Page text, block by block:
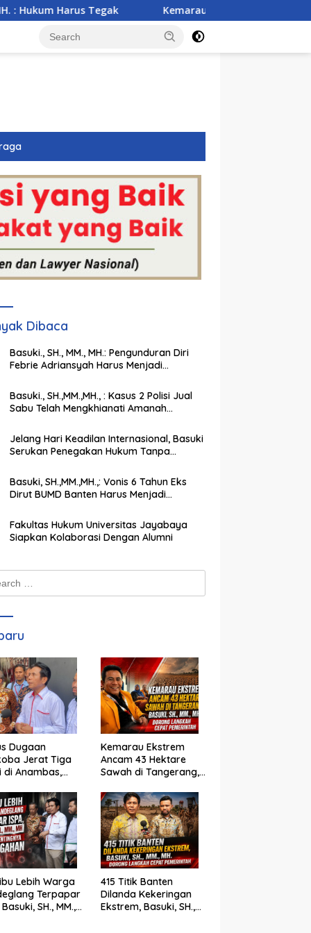
Kemarau Ekstrem Ancam 43 Hektare Sawah di
Dibaca
Basuki., SH., MM., MH.: Pengunduran Diri
Febrie Adriansyah Harus Menjadi
Penegakan Hukum
Basuki., SH.,MM.,MH., : Kasus 2 Polisi Jual
Sabu Telah Mengkhianati Amanah
Jelang Hari Keadilan Internasional, Basuki
Serukan Penegakan Hukum Tanpa
Basuki, SH.,MM.,MH.,: Vonis 6 Tahun Eks
Dirut BUMD Banten Harus Menjadi
Fakultas Hukum Universitas Jayabaya
Siapkan Kolaborasi Dengan Alumni
Dugaan
Jerat Tiga
di Anambas,
Harus Tegak
Kemarau Ekstrem
Ancam 43 Hektare
Sawah di Tangerang,
Dorong Langkah
Cepat Pemerintah
Lebih Warga
Terpapar
Basuki, SH., MM.,
415 Titik Banten
Dilanda Kekeringan
Ekstrem, Basuki, SH.,